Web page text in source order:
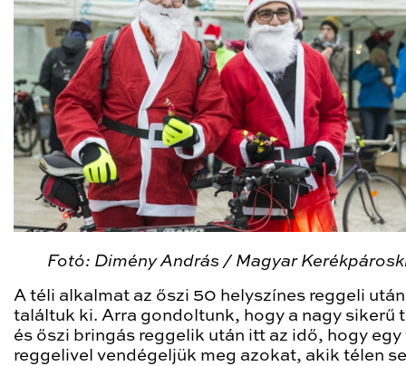
Fotó: Dimény András / Magyar
A téli alkalmat az őszi 50 helyszínes reggeli után
találtuk ki. Arra gondoltunk, hogy a nagy sikerű
és őszi bringás reggelik után itt az idő, hogy
reggelivel vendégeljük meg azokat, akik télen